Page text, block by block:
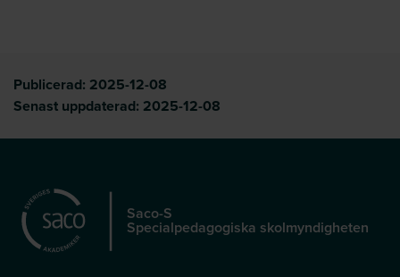
Publicerad: 2025-12-08
Senast uppdaterad: 2025-12-08
Saco-S
Specialpedagogiska skolmyndigheten